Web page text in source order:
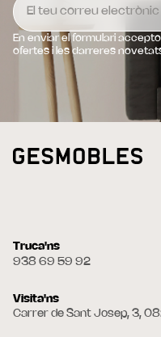
En enviar el formulari
ofertes i les darreres novetats
Truca'ns
938 69 59 92
Visita'ns
Carrer de Sant Josep, 3,